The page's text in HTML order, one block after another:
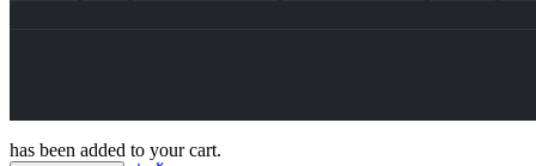
has been added to your cart.